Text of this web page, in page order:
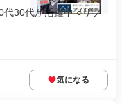
代30代が活躍中 ○リフ
気になる